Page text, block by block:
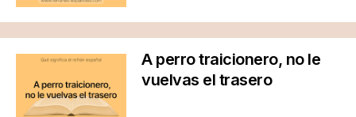
A perro traicionero, no le
vuelvas el trasero